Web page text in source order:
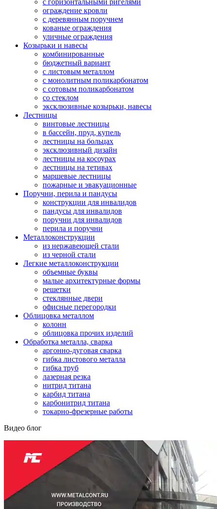
ограждение кровли
с деревянным поручнем
кованые ограждения
уличные ограждения
Козырьки и навесы
комбинированные
бюджетный вариант
с листовым металлом
с монолитным поликарбонатом
с сотовым поликарбонатом
со стеклом
эксклюзивные козырьки, навесы
Лестницы
винтовые лестницы
в бассейн, пруд, купель
лестницы на больцах
эксклюзивный дизайн
лестницы на косоурах
лестницы на тетивах
маршевые лестницы
пожарные и эвакуационные
Поручни, перила и пандусы
конструкции для инвалидов
пандусы для инвалидов
поручни для инвалидов
перила и поручни
Металлоконструкции
из нержавеющей стали
из черной стали
Легкие металлоконструкции
объемные буквы
малые архитектурные формы
решетки
стеклянные двери
офисные перегородки
Облицовка металлом
колонн
облицовка прочих изделий
Обработка металла, сварка
аргонно-дуговая сварка
гибка листового металла
гибка труб
лазерная резка
нитрид титана
карбид титана
карбонитрид титана
токарно-фрезерные работы
Видео блог